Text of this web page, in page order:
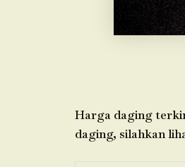
Harga daging
daging, silahkan